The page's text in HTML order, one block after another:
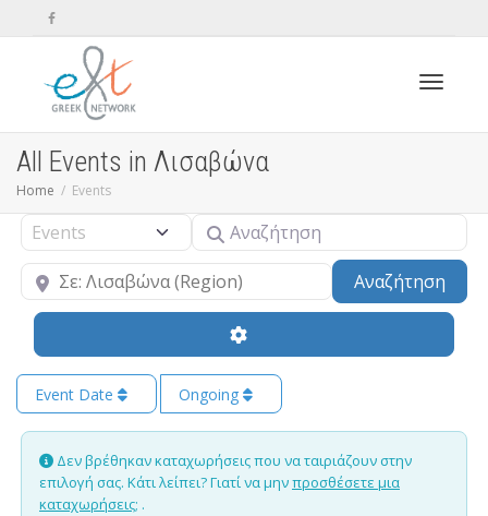
All Events in Λισαβώνα
Home Events
Select search type Αναζήτηση
Κοντά Αναζήτηση
Event Date Ongoing
Δεν βρέθηκαν καταχωρήσεις που να ταιριάζουν στην
επιλογή σας. Κάτι λείπει? Γιατί να μηνπροσθέσετε μια
καταχωρήσεις; .